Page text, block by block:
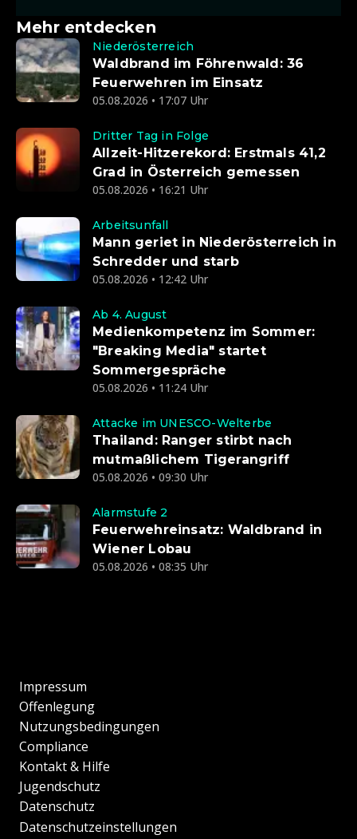
Mehr entdecken
Niederösterreich
Waldbrand im Föhrenwald: 36
Feuerwehren im Einsatz
05.08.2026 • 17:07 Uhr
Dritter Tag in Folge
Allzeit-Hitzerekord: Erstmals 41,2
Grad in Österreich gemessen
05.08.2026 • 16:21 Uhr
Arbeitsunfall
Mann geriet in Niederösterreich in
Schredder und starb
05.08.2026 • 12:42 Uhr
Ab 4. August
Medienkompetenz im Sommer:
"Breaking Media" startet
Sommergespräche
05.08.2026 • 11:24 Uhr
Attacke im UNESCO-Welterbe
Thailand: Ranger stirbt nach
mutmaßlichem Tigerangriff
05.08.2026 • 09:30 Uhr
Alarmstufe 2
Feuerwehreinsatz: Waldbrand in
Wiener Lobau
05.08.2026 • 08:35 Uhr
Impressum
Offenlegung
Nutzungsbedingungen
Compliance
Kontakt & Hilfe
Jugendschutz
Datenschutz
Datenschutzeinstellungen